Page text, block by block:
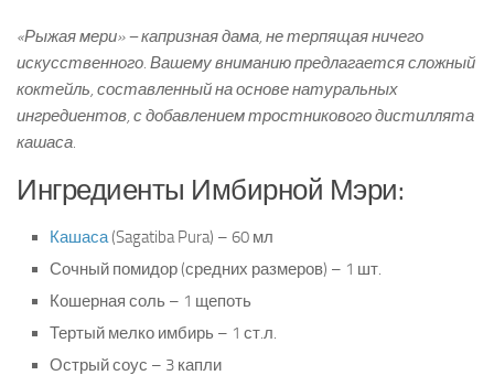
«Рыжая мери» – капризная дама, не терпящая ничего
искусственного. Вашему вниманию предлагается сложный
коктейль, составленный на основе натуральных
ингредиентов, с добавлением тростникового дистиллята
кашаса.
Ингредиенты Имбирной Мэри:
Кашаса(Sagatiba Pura) – 60 мл
Сочный помидор (средних размеров) – 1 шт.
Кошерная соль – 1 щепоть
Тертый мелко имбирь – 1 ст.л.
Острый соус – 3 капли